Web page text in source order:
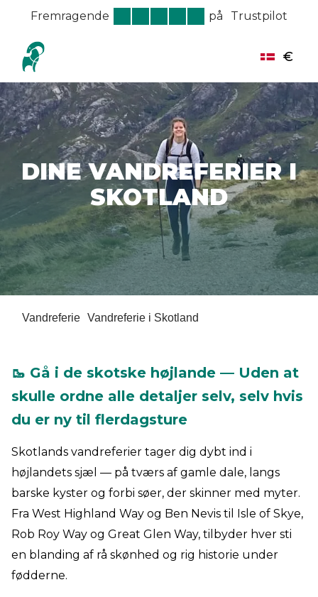
Fremragende på Trustpilot
€
DINE VANDREFERIER I
SKOTLAND
Vandreferie Vandreferie i Skotland
🥾 Gå i de skotske højlande — Uden at
skulle ordne alle detaljer selv, selv hvis
du er ny til flerdagsture
Skotlands vandreferier tager dig dybt ind i
højlandets sjæl — på tværs af gamle dale, langs
barske kyster og forbi søer, der skinner med myter.
Fra West Highland Way og Ben Nevis til Isle of Skye,
Rob Roy Way og Great Glen Way, tilbyder hver sti
en blanding af rå skønhed og rig historie under
fødderne.